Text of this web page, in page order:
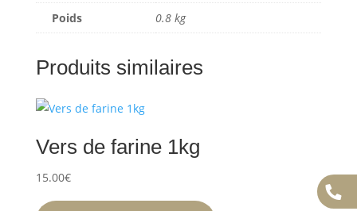
Poids 0.8 kg
Produits similaires
Vers de farine 1kg
15.00€